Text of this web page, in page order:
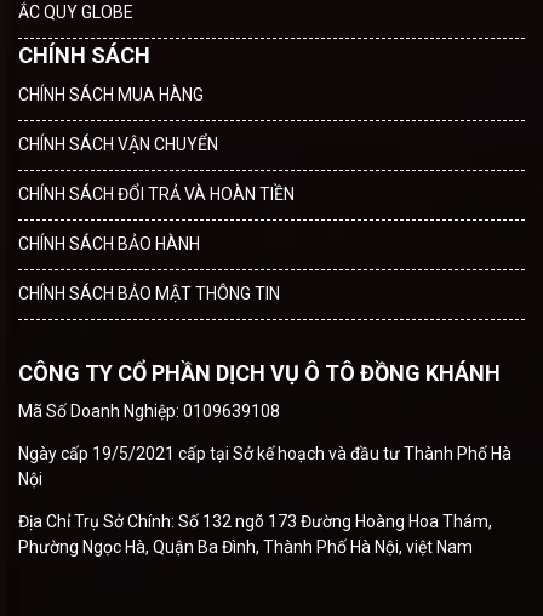
ẮC QUY GLOBE
CHÍNH SÁCH
CHÍNH SÁCH MUA HÀNG
CHÍNH SÁCH VẬN CHUYỂN
CHÍNH SÁCH ĐỔI TRẢ VÀ HOÀN TIỀN
CHÍNH SÁCH BẢO HÀNH
CHÍNH SÁCH BẢO MẬT THÔNG TIN
CÔNG TY CỔ PHẦN DỊCH VỤ Ô TÔ ĐỒNG KHÁNH
Mã Số Doanh Nghiệp: 0109639108
Ngày cấp 19/5/2021 cấp tại Sở kế hoạch và đầu tư Thành Phố Hà
Nội
Địa Chỉ Trụ Sở Chính: Số 132 ngõ 173 Đường Hoàng Hoa Thám,
Phường Ngọc Hà, Quận Ba Đình, Thành Phố Hà Nội, việt Nam